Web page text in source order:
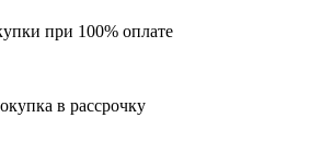
при 100% оплате
в рассрочку